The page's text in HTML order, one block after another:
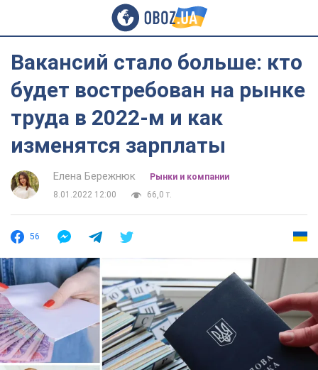
Вакансий стало больше: кто
будет востребован на рынке
труда в 2022-м и как
изменятся зарплаты
Елена Бережнюк
Рынки и компании
8.01.2022 12:00
66,0 т.
56